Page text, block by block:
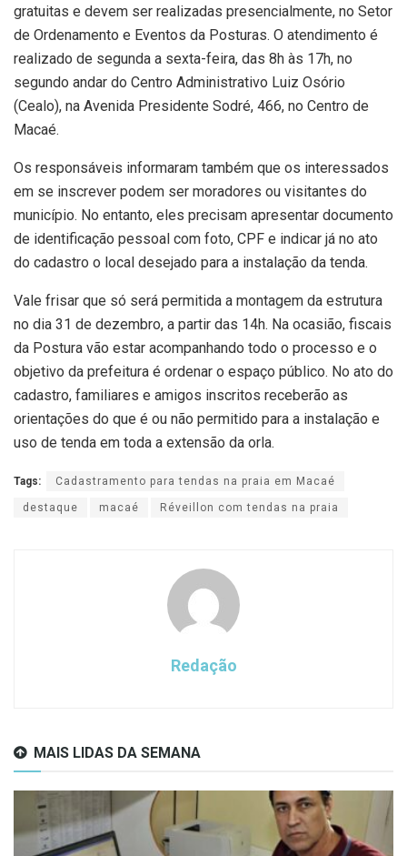
gratuitas e devem ser realizadas presencialmente, no Setor
de Ordenamento e Eventos da Posturas. O atendimento é
realizado de segunda a sexta-feira, das 8h às 17h, no
segundo andar do Centro Administrativo Luiz Osório
(Cealo), na Avenida Presidente Sodré, 466, no Centro de
Macaé.
Os responsáveis informaram também que os interessados
em se inscrever podem ser moradores ou visitantes do
município. No entanto, eles precisam apresentar documento
de identificação pessoal com foto, CPF e indicar já no ato
do cadastro o local desejado para a instalação da tenda.
Vale frisar que só será permitida a montagem da estrutura
no dia 31 de dezembro, a partir das 14h. Na ocasião, fiscais
da Postura vão estar acompanhando todo o processo e o
objetivo da prefeitura é ordenar o espaço público. No ato do
cadastro, familiares e amigos inscritos receberão as
orientações do que é ou não permitido para a instalação e
uso de tenda em toda a extensão da orla.
Tags: Cadastramento para tendas na praia em Macaé
destaque macaé Réveillon com tendas na praia
Redação
MAIS LIDAS DA SEMANA